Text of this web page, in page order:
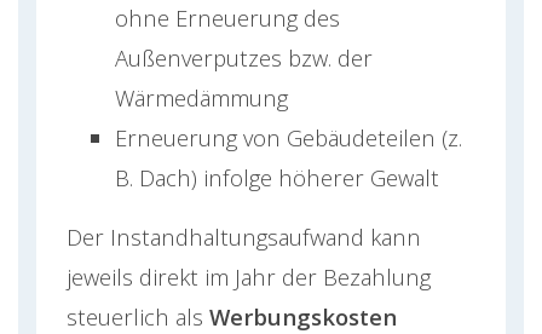
ohne Erneuerung des
Außenverputzes bzw. der
Wärmedämmung
Erneuerung von Gebäudeteilen (z.
B. Dach) infolge höherer Gewalt
Der Instandhaltungsaufwand kann
jeweils direkt im Jahr der Bezahlung
steuerlich als Werbungskosten